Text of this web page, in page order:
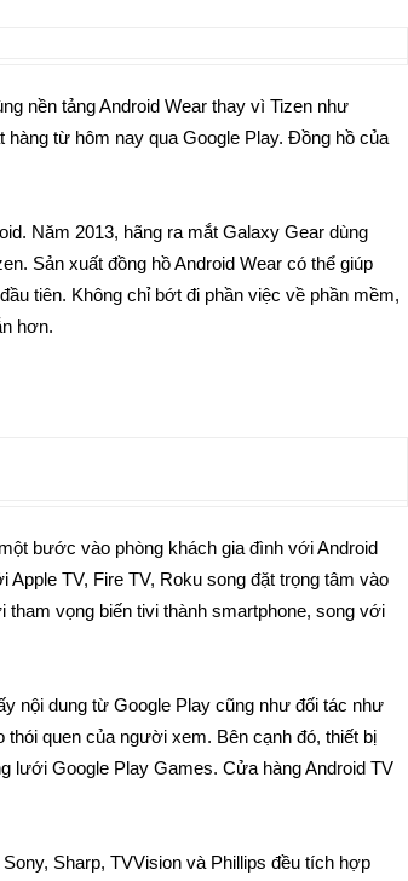
nền tảng Android Wear thay vì Tizen như
từ hôm nay qua Google Play. Đồng hồ của
Năm 2013, hãng ra mắt Galaxy Gear dùng
Sản xuất đồng hồ Android Wear có thể giúp
tiên. Không chỉ bớt đi phần việc về phần mềm,
hơn.
bước vào phòng khách gia đình với Android
Apple TV, Fire TV, Roku song đặt trọng tâm vào
vọng biến tivi thành smartphone, song với
nội dung từ Google Play cũng như đối tác như
quen của người xem. Bên cạnh đó, thiết bị
lưới Google Play Games. Cửa hàng Android TV
Sharp, TVVision và Phillips đều tích hợp